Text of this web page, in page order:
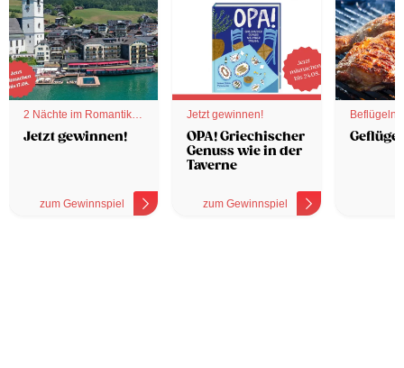
2 Nächte im Romantik
Hotel
Jetzt gewinnen!
zum Gewinnspiel
Jetzt gewinnen!
OPA! Griechischer
Genuss wie in der
Taverne
zum Gewinnspiel